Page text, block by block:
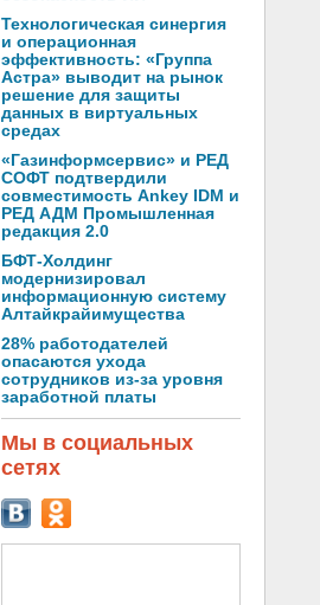
Технологическая синергия
и операционная
эффективность: «Группа
Астра» выводит на рынок
решение для защиты
данных в виртуальных
средах
«Газинформсервис» и РЕД
СОФТ подтвердили
совместимость Ankey IDM и
РЕД АДМ Промышленная
редакция 2.0
БФТ-Холдинг
модернизировал
информационную систему
Алтайкрайимущества
28% работодателей
опасаются ухода
сотрудников из-за уровня
заработной платы
Мы в социальных
сетях